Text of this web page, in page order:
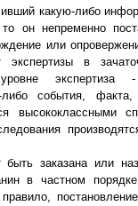
какую-либо
он непременно
или
в
уровне
либо события,
высококлассными
заказана или
в частном